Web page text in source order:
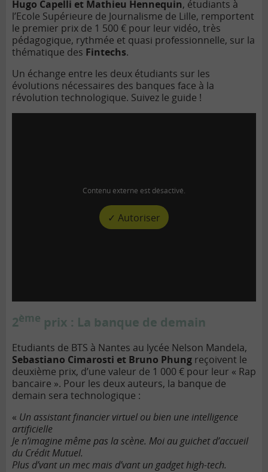
Hugo Capelli et Mathieu Hennequin, étudiants à
l’Ecole Supérieure de Journalisme de Lille, remportent
le premier prix de 1 500 € pour leur vidéo, très
pédagogique, rythmée et quasi professionnelle, sur la
thématique des Fintechs.
Un échange entre les deux étudiants sur les
évolutions nécessaires des banques face à la
révolution technologique. Suivez le guide !
Contenu externe est désactivé.
✓ Autoriser
2ème prix : La banque de demain
Etudiants de BTS à Nantes au lycée Nelson Mandela,
Sebastiano Cimarosti et Bruno Phung reçoivent le
deuxième prix, d’une valeur de 1 000 € pour leur « Rap
bancaire ». Pour les deux auteurs, la banque de
demain sera technologique :
« Un assistant financier virtuel ou bien une intelligence
artificielle
Je n’imagine même pas la scène. Moi au guichet d’accueil
du Crédit Mutuel.
Plus d’vant un mec mais d’vant un gadget high-tech.